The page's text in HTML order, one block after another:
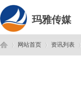
玛雅传媒
网站首页 资讯列表